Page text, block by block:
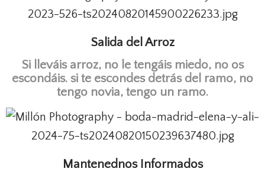
Salida del Arroz
Si lleváis arroz, no le tengáis miedo, no os
escondáis. si te escondes detrás del ramo, no
tengo novia, tengo un ramo.
Mantenednos Informados